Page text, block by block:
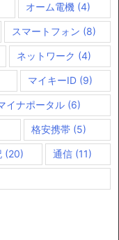
オーム電機 (4)
スマートフォン (8)
ネットワーク (4)
マイキーID (9)
イナポータル (6)
格安携帯 (5)
(20) 通信(11)